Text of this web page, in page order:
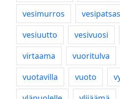
vesimurros
vesipatsas
vesiuutto
vesivuosi
virtaama
vuoritulva
vuotavilla
vuoto